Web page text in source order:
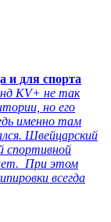
и для спорта
KV+ не так
но его
именно там
Швейцарский
спортивной
При этом
всегда